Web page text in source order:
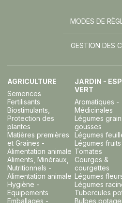
MODES DE
GESTION DES
AGRICULTURE
Semences
Fertilisants
Biostimulants,
Protection des
plantes
Matières premières
et Graines -
Alimentation animale
Aliments, Minéraux,
Nutritionnels -
Alimentation animale
Hygiène -
Equipements
Emballages -
JARDIN -
VERT
Aromatiques -
Médicinales
Légumes
gousses
Légumes
Légumes fruits
Tomates
Courges &
courgettes
Légumes
Légumes
Tubercules
Bulbes